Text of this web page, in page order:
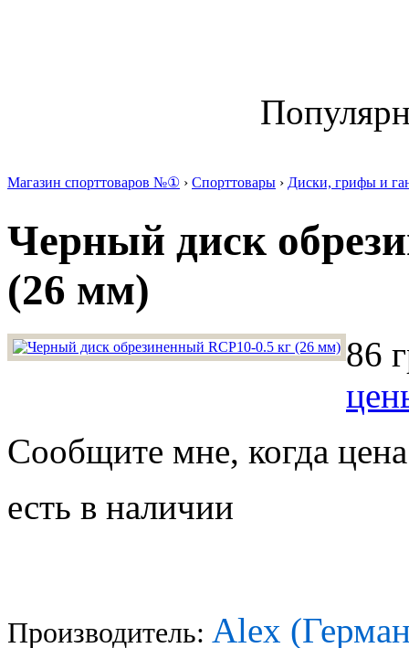
Магазин спорттоваров №① › Спорттовары › Диски, грифы и
Черный диск
(26 мм)
86
Сообщите мне, когда
есть в наличии
Производитель: Alex